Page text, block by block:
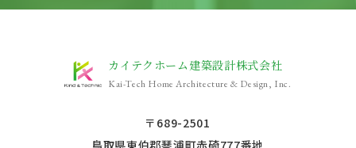
カイテクホーム建築設計株式会社
Kai-Tech Home Architecture & Design, Inc.
〒689-2501
鳥取県東伯郡琴浦町赤碕777番地